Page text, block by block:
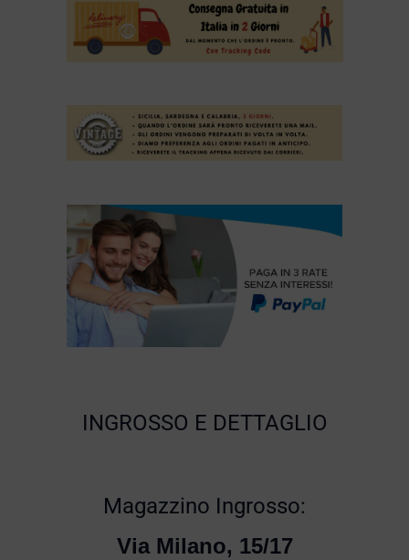
INGROSSO E DETTAGLIO
Magazzino Ingrosso:
Via Milano, 15/17